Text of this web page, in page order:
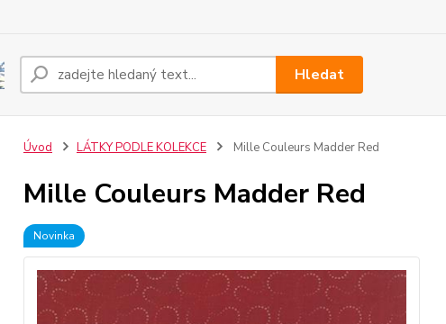
Hledat
Úvod LÁTKY PODLE KOLEKCE Mille Couleurs Madder Red
Mille Couleurs Madder Red
Novinka